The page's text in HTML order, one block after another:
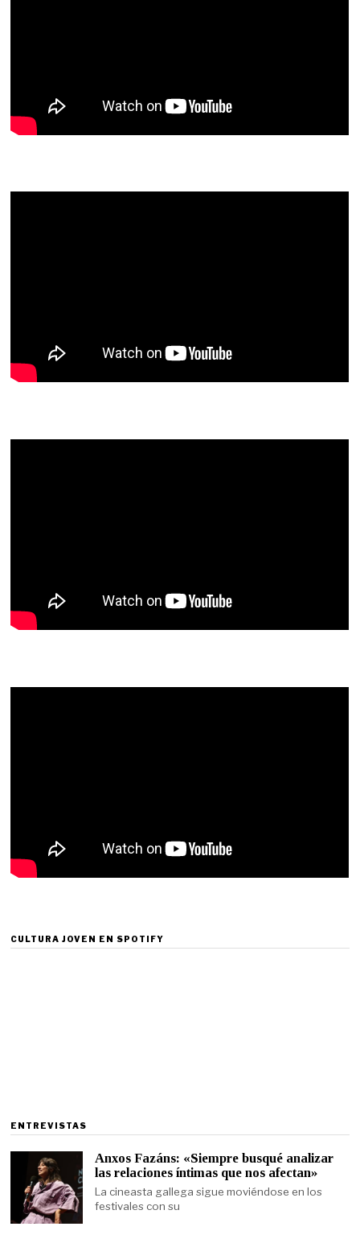
CULTURA JOVEN EN SPOTIFY
ENTREVISTAS
Anxos Fazáns: «Siempre busqué analizar
las relaciones íntimas que nos afectan»
La cineasta gallega sigue moviéndose en los
festivales con su